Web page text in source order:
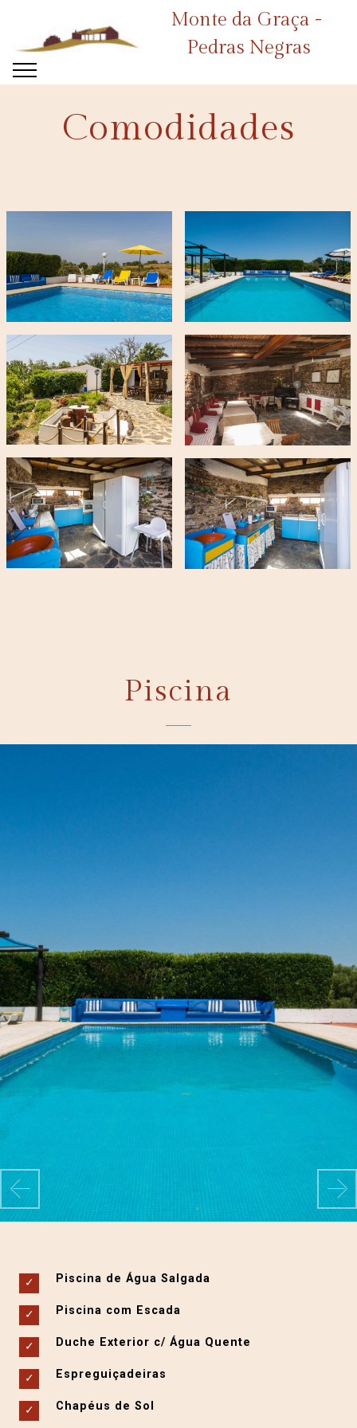
Monte da Graça -
Pedras Negras
© Copyright 2023 Monte da Graça - All Rights Reserved
Comodidades
Piscina
Previous
Piscina de Água Salgada
Piscina com Escada
Duche Exterior c/ Água Quente
Espreguiçadeiras
Chapéus de Sol